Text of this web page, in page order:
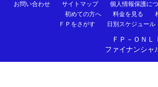
お問い合わせ サイトマップ
個人情報保護に
初めての方へ
料金を見る
ＦＰをさがす
日別スケジュール
ＦＰ－ＯＮ
ファイナンシャ